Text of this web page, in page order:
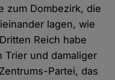
zum Dombezirk, die
lagen, wie
Reich habe
Trier und damaliger
Partei, das